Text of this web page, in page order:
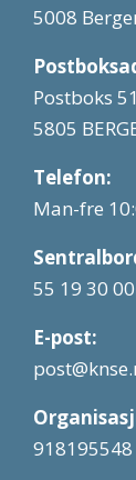
5008
Postboks
5805
Telefon:
Man-fre
55 19 30 00
E-post:
918195548